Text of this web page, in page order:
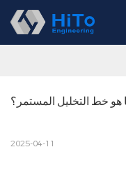
هو خط التخليل المستمر؟
2025-04-11